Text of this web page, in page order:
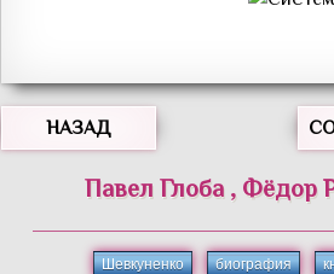
НАЗАД
Павел Глоба , Фёдор
Шевкуненко биография